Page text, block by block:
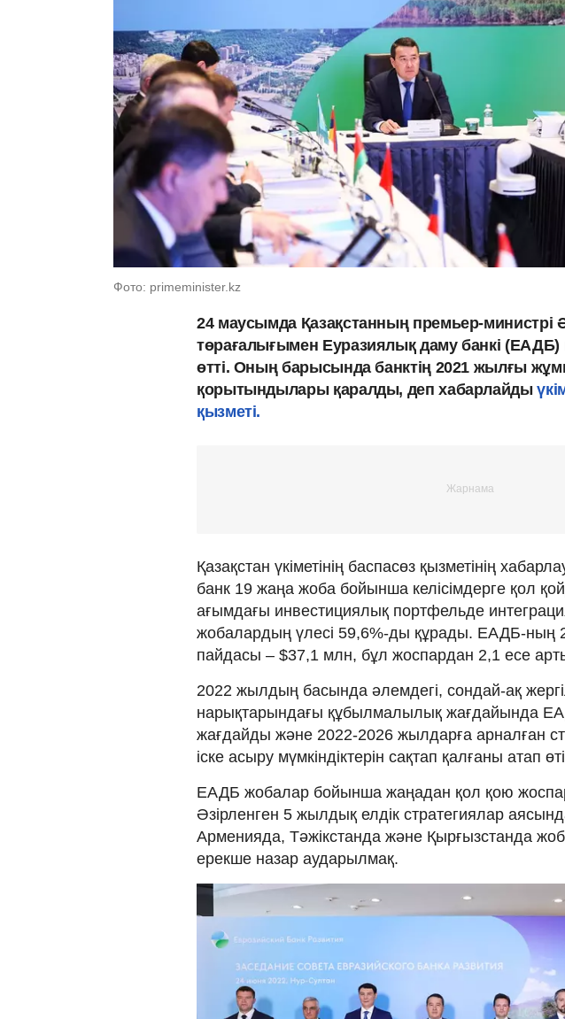
Фото: primeminister.kz
24 маусымда Қазақстанның премьер-
төрағалығымен Еуразиялық даму банкі (ЕАДБ)
өтті. Оның барысында банктің 2021 жылғы
қорытындылары қаралды, деп хабарлайды
қызметі.
Қазақстан үкіметінің баспасөз қызметінің
банк 19 жаңа жоба бойынша келісімдерге қол
ағымдағы инвестициялық портфельде
жобалардың үлесі 59,6%-ды құрады. ЕАДБ-ның
пайдасы – $37,1 млн, бұл жоспардан 2,1 есе
2022 жылдың басында әлемдегі, сондай-ақ
нарықтарындағы құбылмалылық жағдайында
жағдайды және 2022-2026 жылдарға арналған
іске асыру мүмкіндіктерін сақтап қалғаны атап
ЕАДБ жобалар бойынша жаңадан қол қою
Әзірленген 5 жылдық елдік стратегиялар
Арменияда, Тәжікстанда және Қырғызстанда
ерекше назар аударылмақ.